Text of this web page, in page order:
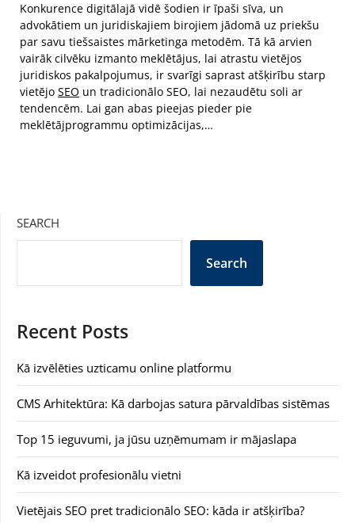
Konkurence digitālajā vidē šodien ir īpaši sīva, un
advokātiem un juridiskajiem birojiem jādomā uz priekšu
par savu tiešsaistes mārketinga metodēm. Tā kā arvien
vairāk cilvēku izmanto meklētājus, lai atrastu vietējos
juridiskos pakalpojumus, ir svarīgi saprast atšķirību starp
vietējo SEO un tradicionālo SEO, lai nezaudētu soli ar
tendencēm. Lai gan abas pieejas pieder pie
meklētājprogrammu optimizācijas,…
SEARCH
Search
Recent Posts
Kā izvēlēties uzticamu online platformu
CMS Arhitektūra: Kā darbojas satura pārvaldības sistēmas
Top 15 ieguvumi, ja jūsu uzņēmumam ir mājaslapa
Kā izveidot profesionālu vietni
Vietējais SEO pret tradicionālo SEO: kāda ir atšķirība?